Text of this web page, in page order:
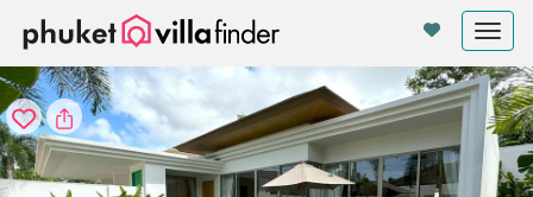
Cookies beheer paneel